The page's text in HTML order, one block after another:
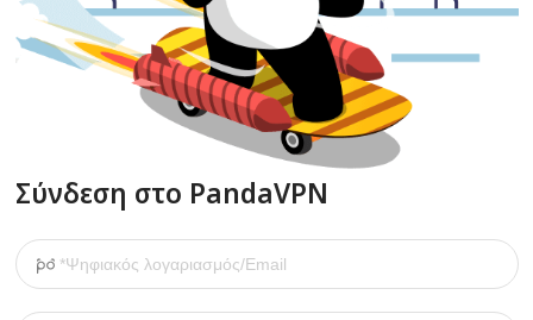
Σύνδεση στο PandaVPN